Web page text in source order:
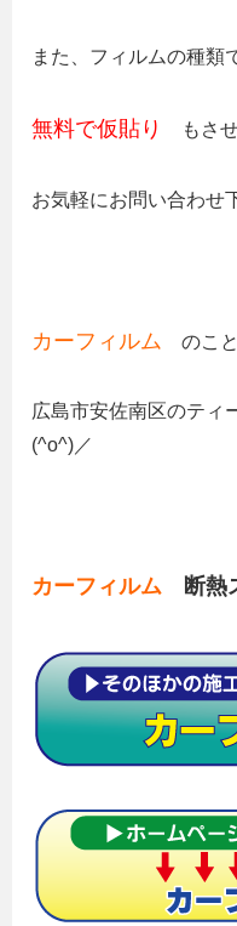
また、フィルムの種類
無料で仮貼り もさ
お気軽にお問い合わせ
カーフィルム のこ
広島市安佐南区のティ
(^o^)／
カーフィルム 断熱